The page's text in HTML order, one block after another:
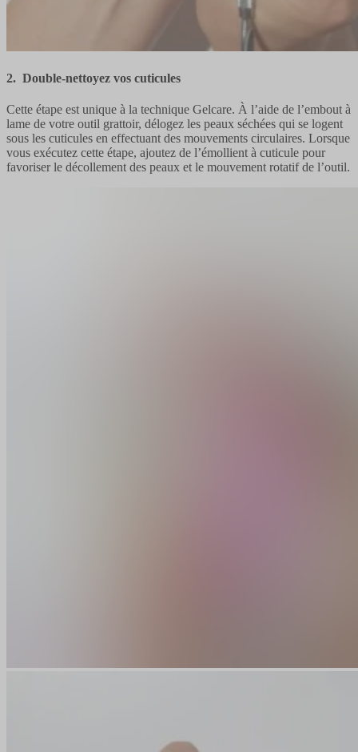
2. Double-nettoyez vos cuticules
Cette étape est unique à la technique Gelcare. À l’aide de l’embout à
lame de votre outil grattoir, délogez les peaux séchées qui se logent
sous les cuticules en effectuant des mouvements circulaires. Lorsque
vous exécutez cette étape, ajoutez de l’émollient à cuticule pour
favoriser le décollement des peaux et le mouvement rotatif de l’outil.